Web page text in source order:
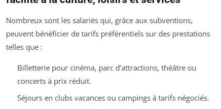
Nombreux sont les salariés qui, grâce aux subventions,
peuvent bénéficier de tarifs préférentiels sur des prestations
telles que :
Billetterie pour cinéma, parc d’attractions, théâtre ou
concerts à prix réduit.
Séjours en clubs vacances ou campings à tarifs négociés.